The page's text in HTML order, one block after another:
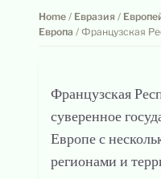
Home/ Евразия /
Европа / Французская
Французская
суверенное
Европе с
регионами и